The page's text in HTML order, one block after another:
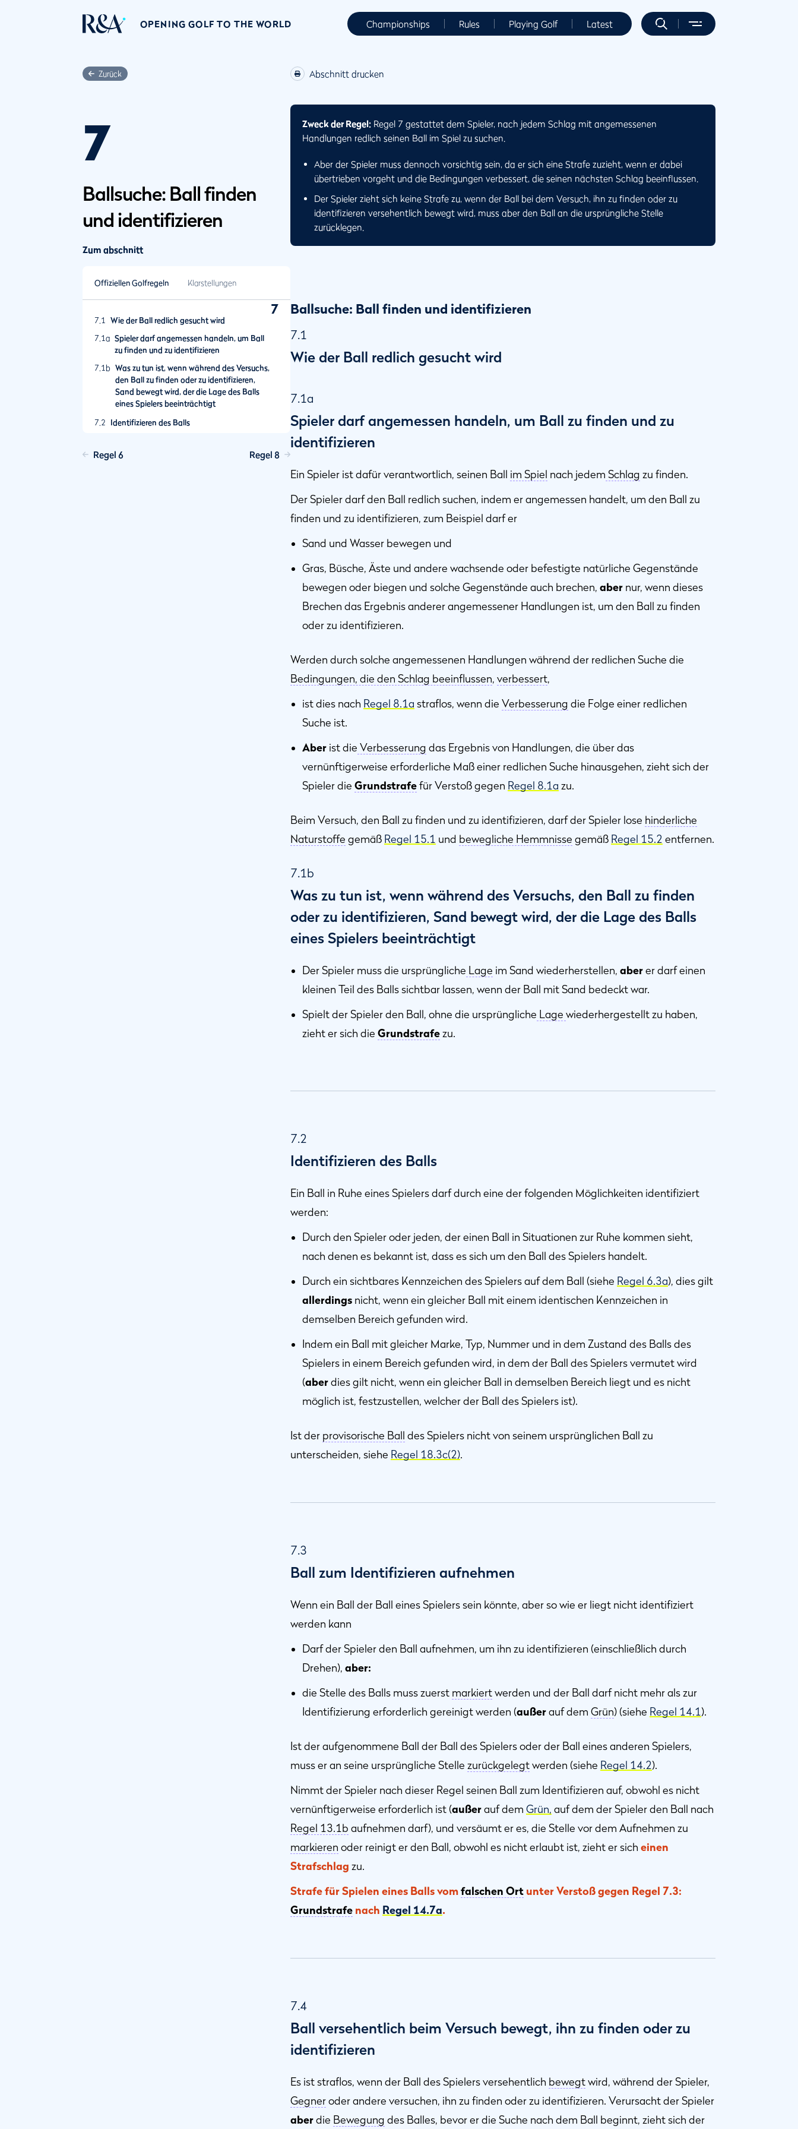
OPENING GOLF TO THE WORLD Championships Rules Playing Golf Latest
Zurück
7
Ballsuche: Ball finden
und identifizieren
Zum abschnitt
Offiziellen Golfregeln Klarstellungen
7.1
Wie der Ball redlich gesucht wird
7.1a Spieler darf angemessen handeln, um Ball
zu finden und zu identifizieren
7.1b Was zu tun ist, wenn während des Versuchs,
den Ball zu finden oder zu identifizieren,
Sand bewegt wird, der die Lage des Balls
eines Spielers beeinträchtigt
7.2
Identifizieren des Balls
7.4 Ball versehentlich beim Versuch bewegt, ihn
Regel 6 Regel 8
Abschnitt drucken
Zweck der Regel: Regel 7 gestattet dem Spieler, nach jedem Schlag mit angemessenen
Handlungen redlich seinen Ball im Spiel zu suchen.
Aber der Spieler muss dennoch vorsichtig sein, da er sich eine Strafe zuzieht, wenn er dabei
übertrieben vorgeht und die Bedingungen verbessert, die seinen nächsten Schlag beeinflussen.
Der Spieler zieht sich keine Strafe zu, wenn der Ball bei dem Versuch, ihn zu finden oder zu
identifizieren versehentlich bewegt wird, muss aber den Ball an die ursprüngliche Stelle
zurücklegen.
7 Ballsuche: Ball finden und identifizieren
7.1
Wie der Ball redlich gesucht wird
7.1a
Spieler darf angemessen handeln, um Ball zu finden und zu
identifizieren
Ein Spieler ist dafür verantwortlich, seinen Ball im Spiel nach jedem Schlag zu finden.
Der Spieler darf den Ball redlich suchen, indem er angemessen handelt, um den Ball zu
finden und zu identifizieren, zum Beispiel darf er
Sand und Wasser bewegen und
Gras, Büsche, Äste und andere wachsende oder befestigte natürliche Gegenstände
bewegen oder biegen und solche Gegenstände auch brechen, aber nur, wenn dieses
Brechen das Ergebnis anderer angemessener Handlungen ist, um den Ball zu finden
oder zu identifizieren.
Werden durch solche angemessenen Handlungen während der redlichen Suche die
Bedingungen, die den Schlag beeinflussen, verbessert,
ist dies nach Regel 8.1a straflos, wenn die Verbesserung die Folge einer redlichen
Suche ist.
Aber ist die Verbesserung das Ergebnis von Handlungen, die über das
vernünftigerweise erforderliche Maß einer redlichen Suche hinausgehen, zieht sich der
Spieler die Grundstrafefür Verstoß gegen Regel 8.1a zu.
Beim Versuch, den Ball zu finden und zu identifizieren, darf der Spieler lose hinderliche
Naturstoffe gemäß Regel 15.1 und bewegliche Hemmnisse gemäß Regel 15.2 entfernen.
7.1b
Was zu tun ist, wenn während des Versuchs, den Ball zu finden
oder zu identifizieren, Sand bewegt wird, der die Lage des Balls
eines Spielers beeinträchtigt
Der Spieler muss die ursprüngliche Lage im Sand wiederherstellen, aberer darf einen
kleinen Teil des Balls sichtbar lassen, wenn der Ball mit Sand bedeckt war.
Spielt der Spieler den Ball, ohne die ursprüngliche Lage wiederhergestellt zu haben,
zieht er sich die Grundstrafezu.
7.2
Identifizieren des Balls
Ein Ball in Ruhe eines Spielers darf durch eine der folgenden Möglichkeiten identifiziert
werden:
Durch den Spieler oder jeden, der einen Ball in Situationen zur Ruhe kommen sieht,
nach denen es bekannt ist, dass es sich um den Ball des Spielers handelt.
Durch ein sichtbares Kennzeichen des Spielers auf dem Ball (siehe Regel 6.3a), dies gilt
allerdings nicht, wenn ein gleicher Ball mit einem identischen Kennzeichen in
demselben Bereich gefunden wird.
Indem ein Ball mit gleicher Marke, Typ, Nummer und in dem Zustand des Balls des
Spielers in einem Bereich gefunden wird, in dem der Ball des Spielers vermutet wird
(aberdies gilt nicht, wenn ein gleicher Ball in demselben Bereich liegt und es nicht
möglich ist, festzustellen, welcher der Ball des Spielers ist).
Ist der provisorische Ball des Spielers nicht von seinem ursprünglichen Ball zu
unterscheiden, siehe Regel 18.3c(2).
7.3
Ball zum Identifizieren aufnehmen
Wenn ein Ball der Ball eines Spielers sein könnte, aber so wie er liegt nicht identifiziert
werden kann
Darf der Spieler den Ball aufnehmen, um ihn zu identifizieren (einschließlich durch
Drehen), aber:
die Stelle des Balls muss zuerst markiertwerden und der Ball darf nicht mehr als zur
Identifizierung erforderlich gereinigt werden (außerauf dem Grün) (siehe Regel 14.1).
Ist der aufgenommene Ball der Ball des Spielers oder der Ball eines anderen Spielers,
muss er an seine ursprüngliche Stelle zurückgelegtwerden (siehe Regel 14.2).
Nimmt der Spieler nach dieser Regel seinen Ball zum Identifizieren auf, obwohl es nicht
vernünftigerweise erforderlich ist (außerauf dem Grün, auf dem der Spieler den Ball nach
Regel 13.1b aufnehmen darf), und versäumt er es, die Stelle vor dem Aufnehmen zu
markieren oder reinigt er den Ball, obwohl es nicht erlaubt ist, zieht er sich einen
Strafschlag zu.
Strafe für Spielen eines Balls vomfalschen Ort unter Verstoß gegen Regel 7.3:
Grundstrafe nach Regel 14.7a.
7.4
Ball versehentlich beim Versuch bewegt, ihn zu finden oder zu
identifizieren
Es ist straflos, wenn der Ball des Spielers versehentlich bewegtwird, während der Spieler,
Gegneroder andere versuchen, ihn zu finden oder zu identifizieren. Verursacht der Spieler
aberdie Bewegung des Balles, bevor er die Suche nach dem Ball beginnt, zieht sich der